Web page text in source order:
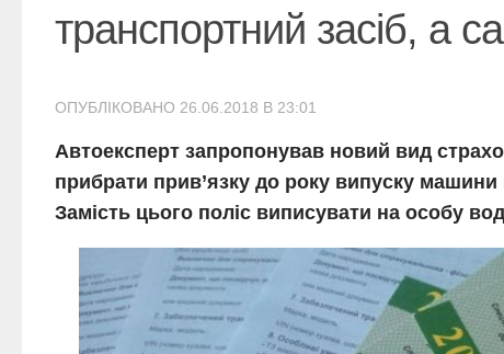
транспортний засіб, а
ОПУБЛІКОВАНО 26.06.2018 В 23:01
Автоексперт запропонував новий вид
прибрати прив’язку до року випуску машини
Замість цього поліс виписувати на особу